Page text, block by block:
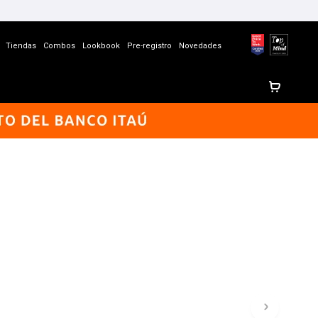
Tiendas Combos Lookbook Pre-registro Novedades